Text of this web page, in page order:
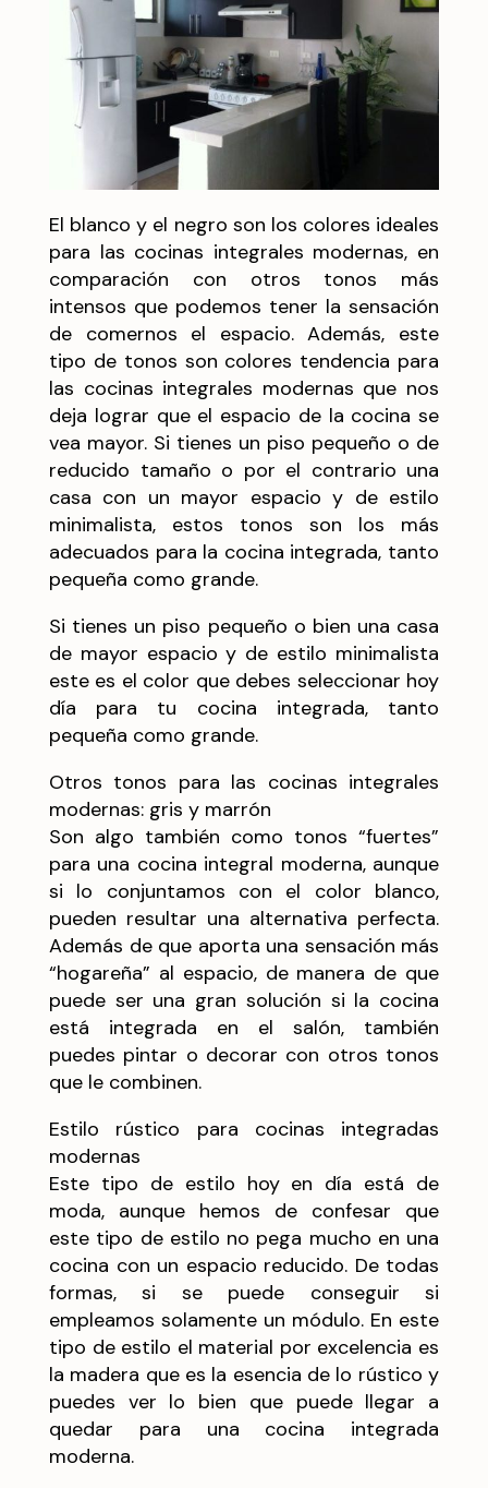
El blanco y el negro son los colores ideales
para las cocinas integrales modernas, en
comparación con otros tonos más
intensos que podemos tener la sensación
de comernos el espacio. Además, este
tipo de tonos son colores tendencia para
las cocinas integrales modernas que nos
deja lograr que el espacio de la cocina se
vea mayor. Si tienes un piso pequeño o de
reducido tamaño o por el contrario una
casa con un mayor espacio y de estilo
minimalista, estos tonos son los más
adecuados para la cocina integrada, tanto
pequeña como grande.
Si tienes un piso pequeño o bien una casa
de mayor espacio y de estilo minimalista
este es el color que debes seleccionar hoy
día para tu cocina integrada, tanto
pequeña como grande.
Otros tonos para las cocinas integrales
modernas: gris y marrón
Son algo también como tonos “fuertes”
para una cocina integral moderna, aunque
si lo conjuntamos con el color blanco,
pueden resultar una alternativa perfecta.
Además de que aporta una sensación más
“hogareña” al espacio, de manera de que
puede ser una gran solución si la cocina
está integrada en el salón, también
puedes pintar o decorar con otros tonos
que le combinen.
Estilo rústico para cocinas integradas
modernas
Este tipo de estilo hoy en día está de
moda, aunque hemos de confesar que
este tipo de estilo no pega mucho en una
cocina con un espacio reducido. De todas
formas, si se puede conseguir si
empleamos solamente un módulo. En este
tipo de estilo el material por excelencia es
la madera que es la esencia de lo rústico y
puedes ver lo bien que puede llegar a
quedar para una cocina integrada
moderna.